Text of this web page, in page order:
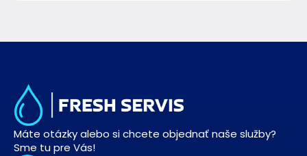
Máte otázky alebo si chcete objednať naše služby?
Sme tu pre Vás!